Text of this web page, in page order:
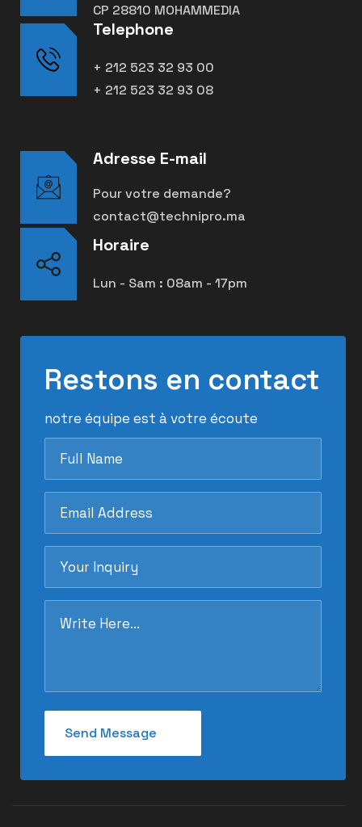
CP 28810 MOHAMMEDIA
Telephone
+ 212 523 32 93 00
+ 212 523 32 93 08
Adresse E-mail
Pour votre demande?
contact@technipro.ma
Horaire
Lun - Sam : 08am - 17pm
Restons en contact
notre équipe est à votre écoute